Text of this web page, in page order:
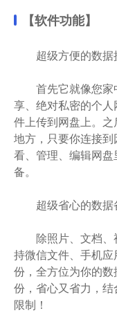
【软件功能】
超级方便的数据
首先它就像您家
享、绝对私密的个
件上传到网盘上。
地方，只要你连接
看、管理、编辑网
备。
超级省心的数据
除照片、文档、
持微信文件、手机
份，全方位为你的
份，省心又省力，
限制！